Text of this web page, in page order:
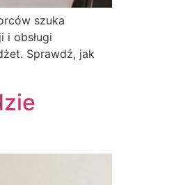
szuka
i obsługi
Sprawdź, jak